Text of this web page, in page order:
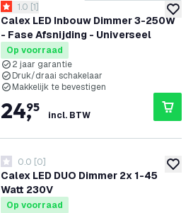
Calex LED Inbouw Dimmer 3-250W
- Fase Afsnijding - Universeel
reviews drawer openen
1 score sterren
1.0 [1]
Op voorraad
2 jaar garantie
Druk/draai schakelaar
Makkelijk te bevestigen
24,
95
incl. BTW
Calex LED DUO Dimmer 2x 1-45
Watt 230V
0 score sterren
0.0 [0]
Op voorraad